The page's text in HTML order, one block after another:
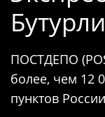
ПОСТДЕПО
более, чем 12
пунктов